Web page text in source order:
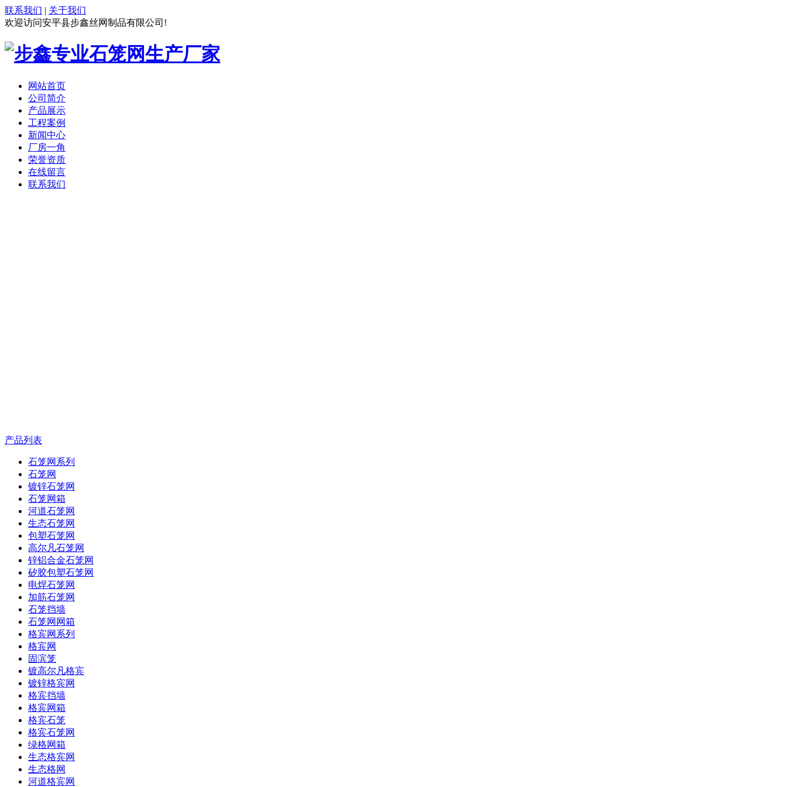
联系我们 | 关于我们
欢迎访问安平县步鑫丝网制品有限公司!
网站首页
公司简介
产品展示
工程案例
新闻中心
厂房一角
荣誉资质
在线留言
联系我们
产品列表
石笼网系列
石笼网
镀锌石笼网
石笼网箱
河道石笼网
生态石笼网
包塑石笼网
高尔凡石笼网
锌铝合金石笼网
矽胶包塑石笼网
电焊石笼网
加筋石笼网
石笼挡墙
石笼网网箱
格宾网系列
格宾网
固滨笼
镀高尔凡格宾
镀锌格宾网
格宾挡墙
格宾网箱
格宾石笼
格宾石笼网
绿格网箱
生态格宾网
生态格网
河道格宾网